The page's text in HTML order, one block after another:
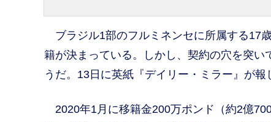
ブラジル1部のフルミネンセに所属する17
籍が決まっている。しかし、契約の穴を突
うだ。13日に英紙『デイリー・ミラー』が報
2020年1月に移籍金200万ポンド（約2億